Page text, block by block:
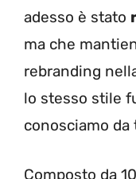
adesso è stato
ma che
rebranding
lo stesso stile
conosciamo da
Composto da